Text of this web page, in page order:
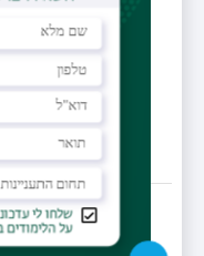
קורסים
תאריך עדכון אחרון : 07/11/2022